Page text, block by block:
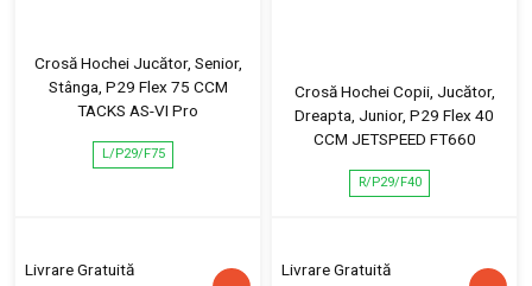
Crosă Hochei Jucător, Senior,
Stânga, P29 Flex 75 CCM
TACKS AS-VI Pro
L/P29/F75
Livrare Gratuită
Crosă Hochei Copii, Jucător,
Dreapta, Junior, P29 Flex 40
CCM JETSPEED FT660
R/P29/F40
Livrare Gratuită